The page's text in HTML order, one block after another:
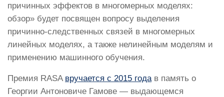
причинных эффектов в многомерных моделях:
обзор» будет посвящен вопросу выделения
причинно-следственных связей в многомерных
линейных моделях, а также нелинейным моделям и
применению машинного обучения.
Премия RASA вручается с 2015 годав память о
Георгии Антоновиче Гамове — выдающемся